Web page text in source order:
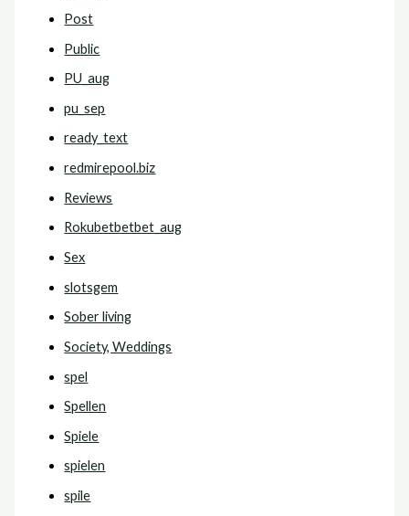
Post
Public
PU_aug
pu_sep
ready_text
redmirepool.biz
Reviews
Rokubetbetbet_aug
Sex
slotsgem
Sober living
Society, Weddings
spel
Spellen
Spiele
spielen
spile